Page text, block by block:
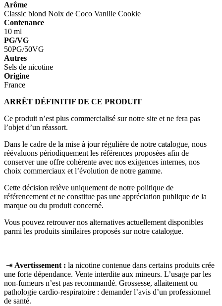
Arôme
Classic blond Noix de Coco Vanille Cookie
Contenance
10 ml
PG/VG
50PG/50VG
Autres
Sels de nicotine
Origine
France
ARRÊT DÉFINITIF DE CE PRODUIT
Ce produit n’est plus commercialisé sur notre site et ne fera pas
l’objet d’un réassort.
Dans le cadre de la mise à jour régulière de notre catalogue, nous
réévaluons périodiquement les références proposées afin de
conserver une offre cohérente avec nos exigences internes, nos
choix commerciaux et l’évolution de notre gamme.
Cette décision relève uniquement de notre politique de
référencement et ne constitue pas une appréciation publique de la
marque ou du produit concerné.
Vous pouvez retrouver nos alternatives actuellement disponibles
parmi les produits similaires proposés sur notre catalogue.
⇥ Avertissement : la nicotine contenue dans certains produits crée
une forte dépendance. Vente interdite aux mineurs. L’usage par les
non‑fumeurs n’est pas recommandé. Grossesse, allaitement ou
pathologie cardio‑respiratoire : demander l’avis d’un professionnel
de santé.